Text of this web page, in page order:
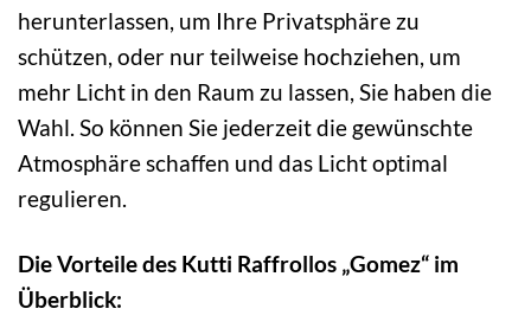
herunterlassen, um Ihre Privatsphäre zu
schützen, oder nur teilweise hochziehen, um
mehr Licht in den Raum zu lassen, Sie haben die
Wahl. So können Sie jederzeit die gewünschte
Atmosphäre schaffen und das Licht optimal
regulieren.
Die Vorteile des Kutti Raffrollos „Gomez“ im
Überblick: